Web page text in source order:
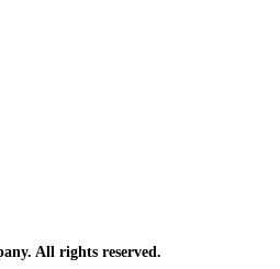
All rights reserved.